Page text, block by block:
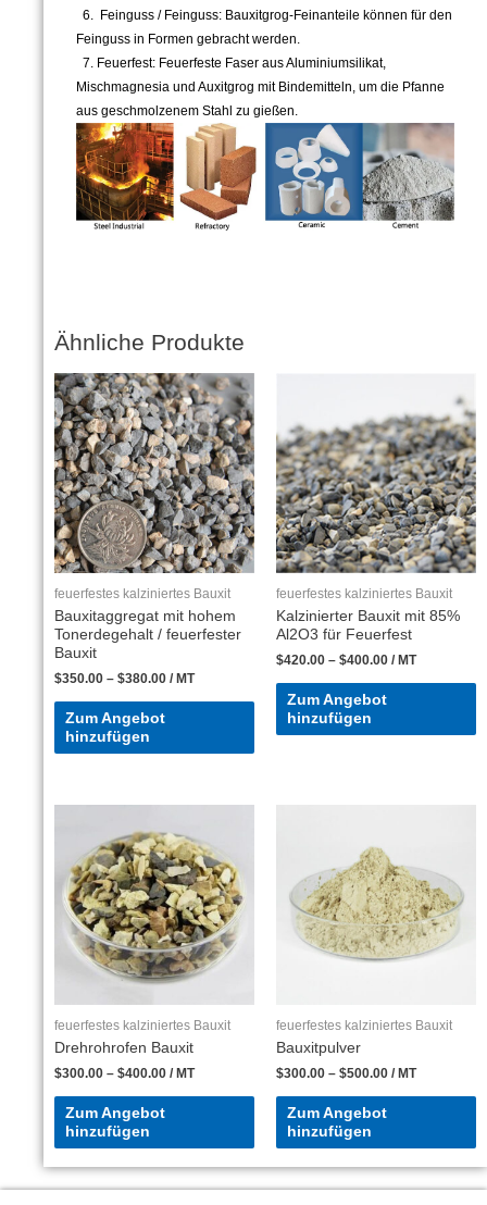
6. Feinguss / Feinguss: Bauxitgrog-Feinanteile können für den
Feinguss in Formen gebracht werden.
7. Feuerfest: Feuerfeste Faser aus Aluminiumsilikat,
Mischmagnesia und Auxitgrog mit Bindemitteln, um die Pfanne
aus geschmolzenem Stahl zu gießen.
Ähnliche Produkte
feuerfestes kalziniertes Bauxit
Bauxitaggregat mit hohem
Tonerdegehalt / feuerfester
Bauxit
$350.00 – $380.00 / MT
Zum Angebot
hinzufügen
feuerfestes kalziniertes Bauxit
Kalzinierter Bauxit mit 85%
Al2O3 für Feuerfest
$420.00 – $400.00 / MT
Zum Angebot
hinzufügen
feuerfestes kalziniertes Bauxit
Drehrohrofen Bauxit
$300.00 – $400.00 / MT
Zum Angebot
hinzufügen
feuerfestes kalziniertes Bauxit
Bauxitpulver
$300.00 – $500.00 / MT
Zum Angebot
hinzufügen